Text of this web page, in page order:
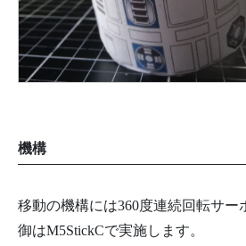
機構
移動の機構には360度連続回転サー
御はM5StickCで実施します。